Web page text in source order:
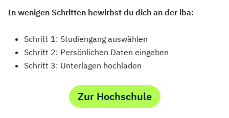
In wenigen Schritten bewirbst du dich an der iba:
Schritt 1: Studiengang auswählen
Schritt 2: Persönlichen Daten eingeben
Schritt 3: Unterlagen hochladen
Zur Hochschule